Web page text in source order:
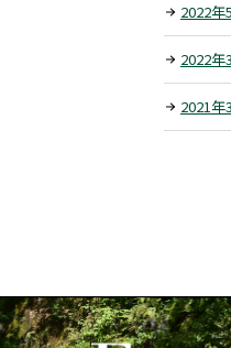
2022年
2022年
2021年